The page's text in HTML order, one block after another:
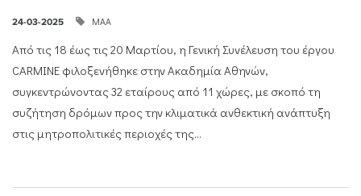
24-03-2025 ΜΑΑ
Από τις 18 έως τις 20 Μαρτίου, η Γενική Συνέλευση του έργου
CARMINE φιλοξενήθηκε στην Ακαδημία Αθηνών,
συγκεντρώνοντας 32 εταίρους από 11 χώρες, με σκοπό τη
συζήτηση δρόμων προς την κλιματικά ανθεκτική ανάπτυξη
στις μητροπολιτικές περιοχές της...